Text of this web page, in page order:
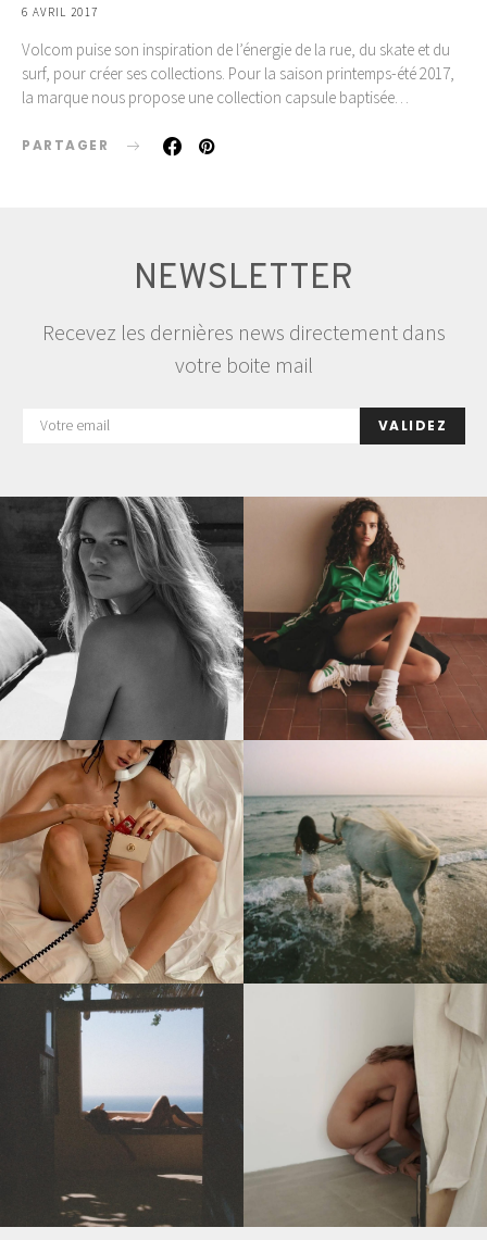
6 AVRIL 2017
Volcom puise son inspiration de l’énergie de la rue, du skate et du
surf, pour créer ses collections. Pour la saison printemps-été 2017,
la marque nous propose une collection capsule baptisée…
PARTAGER
NEWSLETTER
Recevez les dernières news directement dans
votre boite mail
VALIDEZ